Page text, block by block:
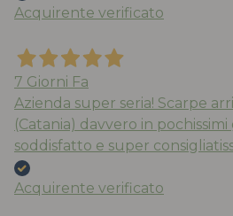
Acquirente verificato
7 Giorni Fa
Azienda super seria! Scarpe
(Catania) davvero in
soddisfatto e super
Acquirente verificato